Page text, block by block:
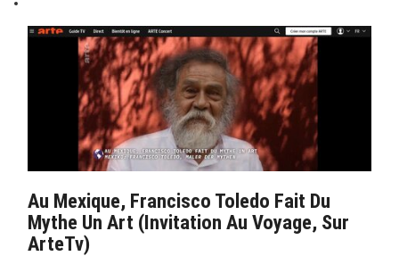
Au Mexique, Francisco Toledo Fait Du
Mythe Un Art (Invitation Au Voyage, Sur
ArteTv)